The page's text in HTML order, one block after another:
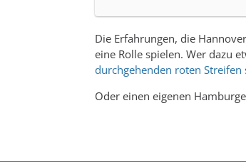
Die Erfahrungen, die
eine Rolle spielen. Wer dazu
durchgehenden roten
Oder einen eigenen